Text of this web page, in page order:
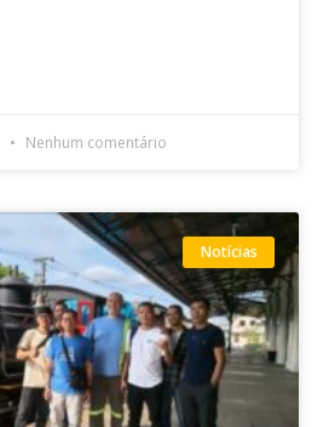
Nenhum comentário
Notícias